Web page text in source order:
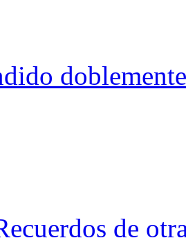
de